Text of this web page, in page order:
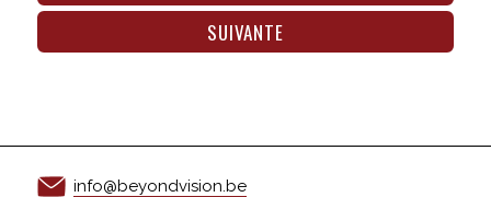
SUIVANTE
info@beyondvision.be